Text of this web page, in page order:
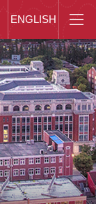
ENGLISH